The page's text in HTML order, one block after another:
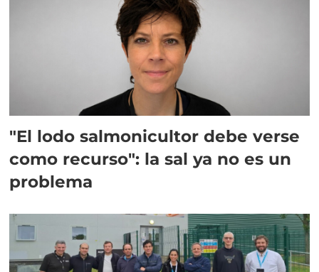
"El lodo salmonicultor debe verse
como recurso": la sal ya no es un
problema